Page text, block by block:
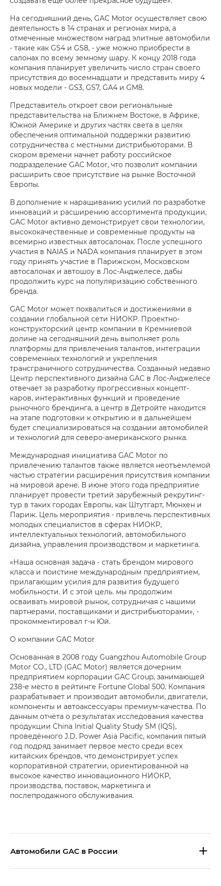
На сегодняшний день, GAC Motor осуществляет свою
деятельность в 14 странах и регионах мира, а
отмеченные множеством наград элитные автомобили
- такие как GS4 и GS8, - уже можно приобрести в
салонах по всему земному шару. К концу 2018 года
компания планирует увеличить число стран своего
присутствия до восемнадцати и представить миру 4
новых модели - GS3, GS7, GA4 и GM8.
Представитель откроет свои региональные
представительства на Ближнем Востоке, в Африке,
Южной Америке и других частях света в целях
обеспечения оптимальной поддержки развитию
сотрудничества с местными дистрибьюторами. В
скором времени начнет работу российское
подразделение GAC Motor, что позволит компании
расширить свое присутствие на рынке Восточной
Европы.
В дополнение к наращиванию усилий по разработке
инноваций и расширению ассортимента продукции,
GAC Motor активно демонстрирует свои технологии,
высококачественные и современные продукты на
всемирно известных автосалонах. После успешного
участия в NAIAS и NADA компания планирует в этом
году принять участие в Парижском, Московском
автосалонах и автошоу в Лос-Анджелесе, дабы
продолжить курс на популяризацию собственного
бренда.
GAC Motor может похвалиться и достижениями в
создании глобальной сети НИОКР. Проектно-
конструкторский центр компании в Кремниевой
долине на сегодняшний день выполняет роль
платформы для привлечения талантов, интеграции
современных технологий и укрепления
трансграничного сотрудничества. Созданный недавно
Центр перспективного дизайна GAC в Лос-Анджелесе
отвечает за разработку прогрессивных концепт-
каров, интерактивных функций и проведение
рыночного брендинга, а центр в Детройте находится
на этапе подготовки к открытию и в дальнейшем
будет специализироваться на создании автомобилей
и технологий для северо-американского рынка.
Международная инициатива GAC Motor по
привлечению талантов также является неотъемлемой
частью стратегии расширения присутствия компании
на мировой арене. В июне этого года предприятие
планирует провести третий зарубежный рекрутинг-
тур в таких городах Европы, как Штутгарт, Мюнхен и
Париж. Цель мероприятия - привлечь перспективных
молодых специалистов в сферах НИОКР,
интеллектуальных технологий, автомобильного
дизайна, управления производством и маркетинга.
«Наша основная задача - стать брендом мирового
класса и поистине международным предприятием,
прилагающим усилия для развития будущего
мобильности. И с этой цель. мы продолжим
осваивать мировой рынок, сотрудничая с нашими
партнерами, поставщиками и дистрибьюторами», -
прокомментировал г-н Юй.
О компании GAC Motor
Основанная в 2008 году Guangzhou Automobile Group
Motor CO., LTD (GAC Motor) является дочерним
предприятием корпорации GAC Group, занимающей
238-е место в рейтинге Fortune Global 500. Компания
разрабатывает и производит автомобили, двигатели,
компоненты и автоаксессуары премиум-качества. По
данным отчёта о результатах исследования качества
продукции China Initial Quality Study SM (IQS),
проведённого J.D. Power Asia Pacific, компания пятый
год подряд занимает первое место среди всех
китайских брендов, что демонстрирует успех
корпоративной стратегии, ориентированной на
высокое качество инновационного НИОКР,
производства, поставок, маркетинга и
послепродажного обслуживания.
Aвтомобили GAC в России